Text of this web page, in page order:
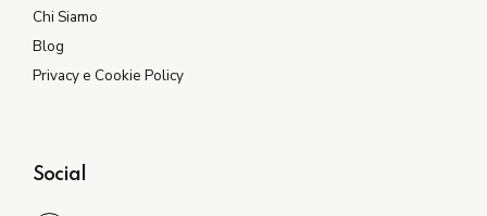
Chi Siamo
Blog
Privacy e Cookie Policy
Social